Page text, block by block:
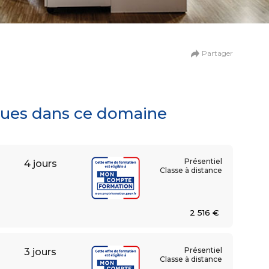
et collaboratif
Partager
dans ce domaine
2 516 €
4 jours
Présentiel
Classe à distance
3 jours
Présentiel
Classe à distance